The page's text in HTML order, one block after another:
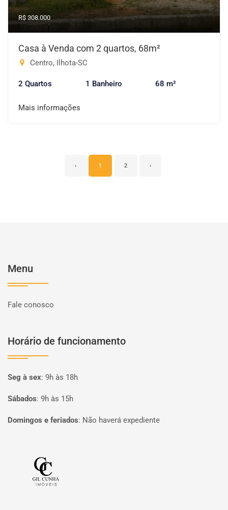
R$ 308.000
Casa à Venda com 2 quartos, 68m²
Centro, Ilhota-SC
2 Quartos 1 Banheiro 68 m²
Mais informações
‹ 1 2 ›
Menu
Fale conosco
Horário de funcionamento
Seg à sex: 9h às 18h
Sábados: 9h às 15h
Domingos e feriados: Não haverá expediente